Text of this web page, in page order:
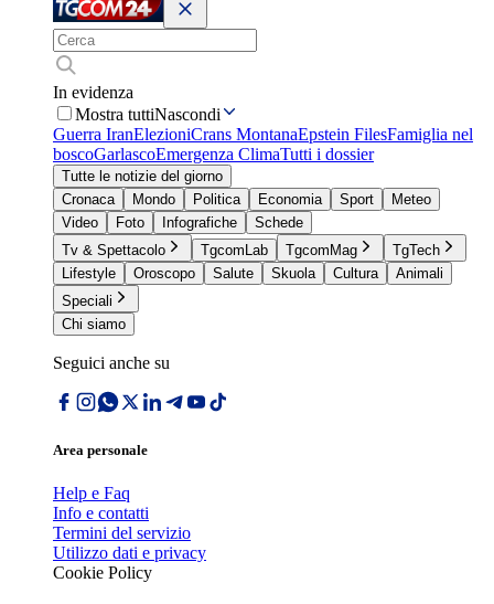
In evidenza
Mostra tuttiNascondi
Guerra IranElezioniCrans MontanaEpstein FilesFamiglia nel
boscoGarlascoEmergenza ClimaTutti i dossier
Tutte le notizie del giorno
Cronaca
Mondo Politica Economia Sport
Meteo
Video
Foto Infografiche
Schede
Tv & Spettacolo
TgcomLab TgcomMag
TgTech
Lifestyle
Oroscopo Salute Skuola Cultura
Animali
Speciali
Chi siamo
Seguici anche su
Area personale
Help e Faq
Info e contatti
Termini del servizio
Utilizzo dati e privacy
Cookie Policy